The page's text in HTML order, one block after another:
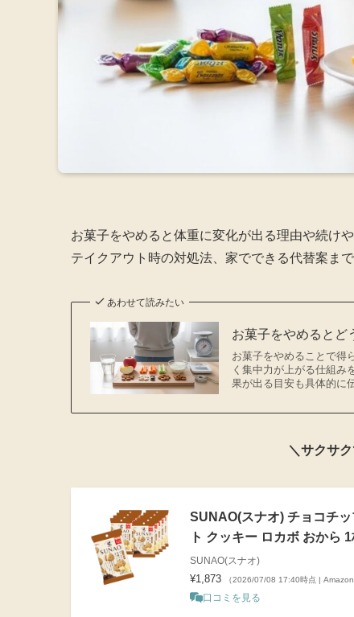
お菓子をやめると体重に変化が出る理由や続け
テイクアウト時の対処法、家でできる代替案ま
あわせて読みたい
お菓子をやめるとど
お菓子をやめることで得
く集中力が上がる仕組み
果が出る目安も具体的に
＼サクサ
SUNAO(スナオ) チョコチ
ト クッキー ロカボ おから
SUNAO(スナオ)
¥1,873 （2026/07/08 17:40時点 | Amazon
口コミを見る